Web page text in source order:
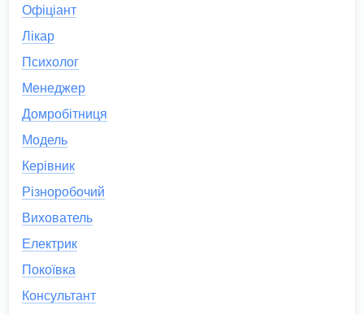
Офіціант
Лікар
Психолог
Менеджер
Домробітниця
Модель
Керівник
Різноробочий
Вихователь
Електрик
Покоївка
Консультант